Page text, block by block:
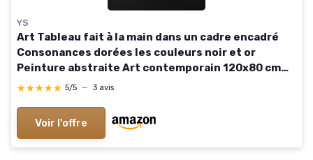
YS
Art Tableau fait à la main dans un cadre encadré
Consonances dorées les couleurs noir et or
Peinture abstraite Art contemporain 120x80 cm
120L x 80l cm Harmonies dorées
★★★★★
★★★★★ 5/5 — 3 avis
Voir l'offre